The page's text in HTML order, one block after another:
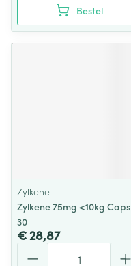
Bestel
Zylkene
Zylkene 75mg <10kg Caps
30
€ 28,87